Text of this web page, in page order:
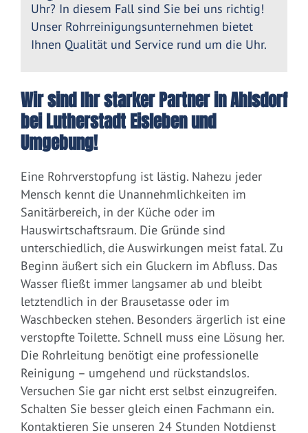
Uhr? In diesem Fall sind Sie bei uns richtig!
Unser Rohrreinigungsunternehmen bietet
Ihnen Qualität und Service rund um die Uhr.
Wir sind Ihr starker Partner in Ahlsdorf
bei Lutherstadt Eisleben und
Umgebung!
Eine Rohrverstopfung ist lästig. Nahezu jeder
Mensch kennt die Unannehmlichkeiten im
Sanitärbereich, in der Küche oder im
Hauswirtschaftsraum. Die Gründe sind
unterschiedlich, die Auswirkungen meist fatal. Zu
Beginn äußert sich ein Gluckern im Abfluss. Das
Wasser fließt immer langsamer ab und bleibt
letztendlich in der Brausetasse oder im
Waschbecken stehen. Besonders ärgerlich ist eine
verstopfte Toilette. Schnell muss eine Lösung her.
Die Rohrleitung benötigt eine professionelle
Reinigung – umgehend und rückstandslos.
Versuchen Sie gar nicht erst selbst einzugreifen.
Schalten Sie besser gleich einen Fachmann ein.
Kontaktieren Sie unseren 24 Stunden Notdienst